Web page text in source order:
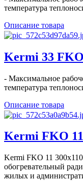
температура
Описание товара
Kermi 33
- Максимальное
температура
Описание товара
Kermi FKO 11
Kermi FKO 11
обогревательный
жилых и